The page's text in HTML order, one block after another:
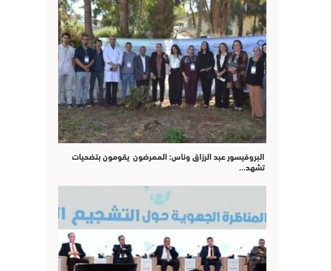
البروفيسور عبد الرزاق وناس: الممرضون يقومون بتضحيات
تشهد…